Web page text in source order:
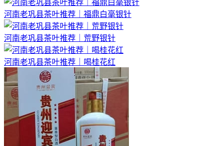
河南老巩县茶叶推荐｜福鼎白毫银针
河南老巩县茶叶推荐｜荒野银针
河南老巩县茶叶推荐｜喝桂花红